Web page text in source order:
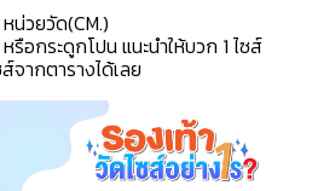
น่วยวัด(CM.)
รือกระดูกโปน แนะนำให้บวก 1 ไซส์
จากตารางได้เลย